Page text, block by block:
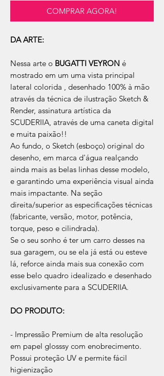
COMPRAR AGORA!
DA ARTE:
Nessa arte o BUGATTI VEYRON é
mostrado em um uma vista principal
lateral colorida , desenhado 100% à mão
através da técnica de ilustração Sketch &
Render, assinatura artística da
SCUDERIIA, através de uma caneta digital
e muita paixão!!
Ao fundo, o Sketch (esboço) original do
desenho, em marca d'água realçando
ainda mais as belas linhas desse modelo,
e garantindo uma experiência visual ainda
mais impactante. Na seção
direita/superior as especificações técnicas
(fabricante, versão, motor, potência,
torque, peso e cilindrada).
Se o seu sonho é ter um carro desses na
sua garagem, ou se ela já está ou esteve
lá, reforce ainda mais sua conexão com
esse belo quadro idealizado e desenhado
exclusivamente para a SCUDERIIA.
DO PRODUTO:
- Impressão Premium de alta resolução
em papel glosssy com enobrecimento.
Possui proteção UV e permite fácil
higienização